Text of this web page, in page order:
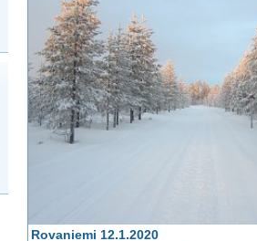
Rovaniemi 12.1.2020